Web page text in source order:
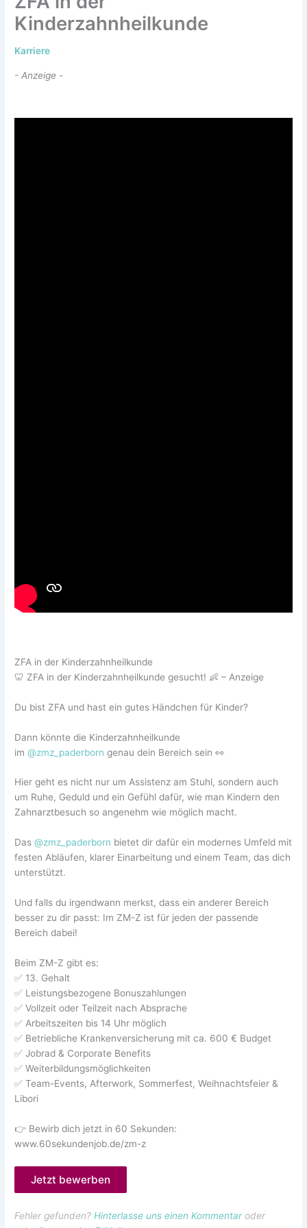
Kinderzahnheilkunde
Karriere
- Anzeige -
ZFA in der Kinderzahnheilkunde
🦷 ZFA in der Kinderzahnheilkunde gesucht! 👶 – Anzeige
Du bist ZFA und hast ein gutes Händchen für Kinder?
Dann könnte die Kinderzahnheilkunde
im@zmz_paderborn genau dein Bereich sein 👀
Hier geht es nicht nur um Assistenz am Stuhl, sondern auch
um Ruhe, Geduld und ein Gefühl dafür, wie man Kindern den
Zahnarztbesuch so angenehm wie möglich macht.
Das@zmz_paderborn bietet dir dafür ein modernes Umfeld mit
festen Abläufen, klarer Einarbeitung und einem Team, das dich
unterstützt.
Und falls du irgendwann merkst, dass ein anderer Bereich
besser zu dir passt: Im ZM-Z ist für jeden der passende
Bereich dabei!
Beim ZM-Z gibt es:
✅ 13. Gehalt
✅ Leistungsbezogene Bonuszahlungen
✅ Vollzeit oder Teilzeit nach Absprache
✅ Arbeitszeiten bis 14 Uhr möglich
✅ Betriebliche Krankenversicherung mit ca. 600 € Budget
✅ Jobrad & Corporate Benefits
✅ Weiterbildungsmöglichkeiten
✅ Team-Events, Afterwork, Sommerfest, Weihnachtsfeier &
Libori
👉 Bewirb dich jetzt in 60 Sekunden:
www.60sekundenjob.de/zm-z
Jetzt bewerben
Fehler gefunden?Hinterlasse uns einen Kommentaroder